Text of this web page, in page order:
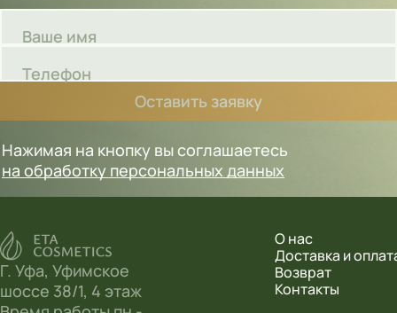
Ваше имя
Телефон
Оставить заявку
Нажимая на кнопку вы соглашаетесь
на обработку персональных данных
Г. Уфа, Уфимское
шоссе 38/1, 4 этаж
О нас
Доставка и
Возврат
Контакты